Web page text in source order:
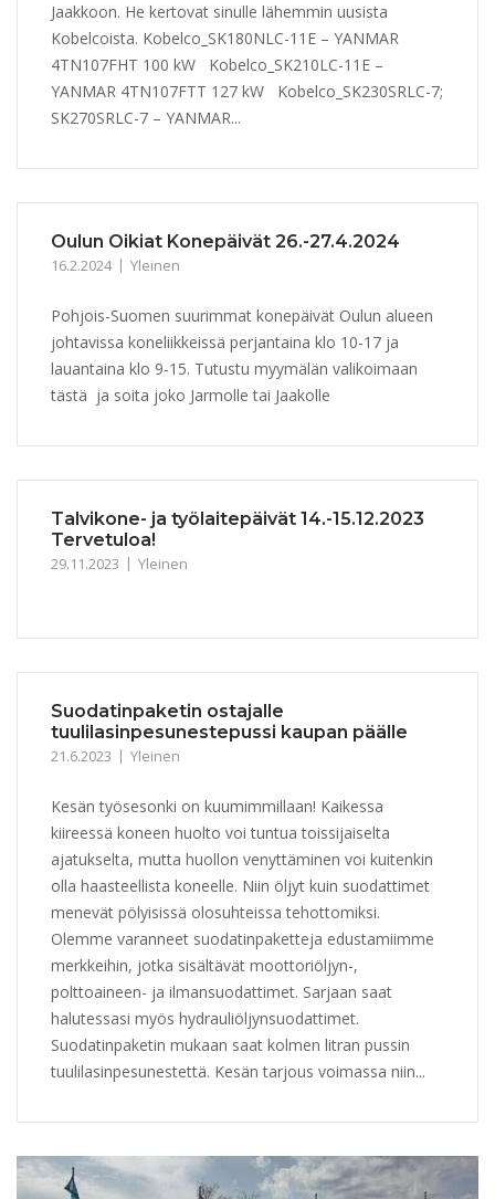
Jaakkoon. He kertovat sinulle lähemmin uusista
Kobelcoista. Kobelco_SK180NLC-11E – YANMAR
4TN107FHT 100 kW Kobelco_SK210LC-11E –
YANMAR 4TN107FTT 127 kW Kobelco_SK230SRLC-7;
SK270SRLC-7 – YANMAR...
Oulun Oikiat Konepäivät 26.-27.4.2024
16.2.2024 Yleinen
Pohjois-Suomen suurimmat konepäivät Oulun alueen
johtavissa koneliikkeissä perjantaina klo 10-17 ja
lauantaina klo 9-15. Tutustu myymälän valikoimaan
tästä ja soita joko Jarmolle tai Jaakolle
Talvikone- ja työlaitepäivät 14.-15.12.2023
Tervetuloa!
29.11.2023 Yleinen
Suodatinpaketin ostajalle
tuulilasinpesunestepussi kaupan päälle
21.6.2023 Yleinen
Kesän työsesonki on kuumimmillaan! Kaikessa
kiireessä koneen huolto voi tuntua toissijaiselta
ajatukselta, mutta huollon venyttäminen voi kuitenkin
olla haasteellista koneelle. Niin öljyt kuin suodattimet
menevät pölyisissä olosuhteissa tehottomiksi.
Olemme varanneet suodatinpaketteja edustamiimme
merkkeihin, jotka sisältävät moottoriöljyn-,
polttoaineen- ja ilmansuodattimet. Sarjaan saat
halutessasi myös hydrauliöljynsuodattimet.
Suodatinpaketin mukaan saat kolmen litran pussin
tuulilasinpesunestettä. Kesän tarjous voimassa niin...